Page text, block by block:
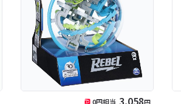
0円相当 3,058円